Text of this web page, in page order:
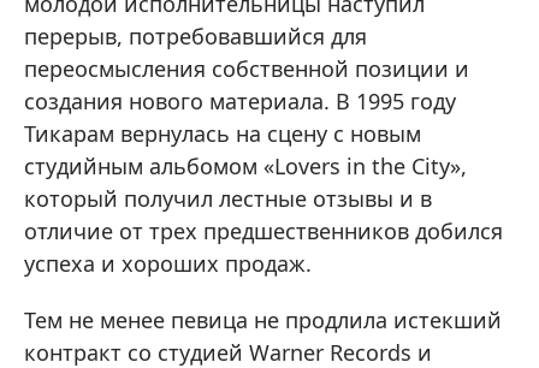
перерыв, потребовавшийся для
переосмысления собственной позиции и
создания нового материала. В 1995 году
Тикарам вернулась на сцену с новым
студийным альбомом «Lovers in the City»,
который получил лестные отзывы и в
отличие от трех предшественников добился
успеха и хороших продаж.
Тем не менее певица не продлила истекший
контракт со студией Warner Records и